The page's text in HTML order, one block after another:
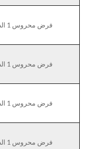
فرض محروس 1 الدورة الثانية: نمودج 10
فرض محروس 1 الدورة الثانية: نمودج 11
فرض محروس 1 الدورة الثانية: نمودج 12
فرض محروس 1 الدورة الثانية: نمودج 13